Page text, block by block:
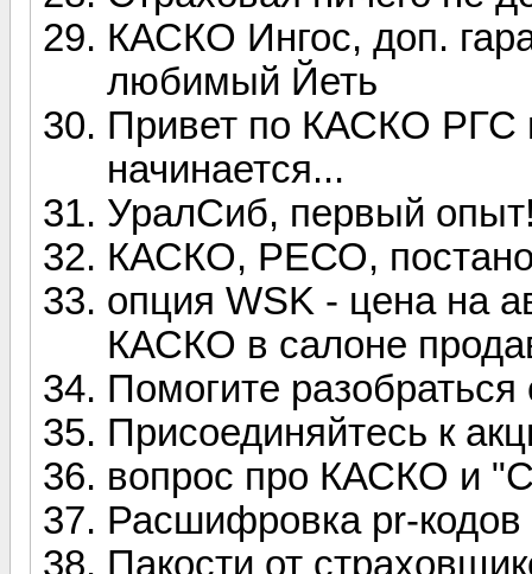
КАСКО Ингос, доп.
любимый Йеть
Привет по КАСКО РГС
начинается...
УралСиб, первый
КАСКО, РЕСО,
опция WSK - цена на
КАСКО в салоне
Помогите
Присоединяйтесь к
вопрос про КАСКО и
Расшифровка pr-кодов
Пакости от